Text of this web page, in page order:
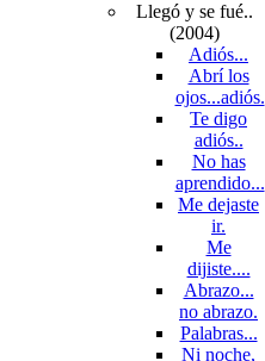
Llegó y se fué..
(2004)
Adiós...
Abrí los
ojos...adiós.
Te digo
adiós..
No has
aprendido...
Me dejaste
ir.
Me
dijiste....
Abrazo...
no abrazo.
Palabras...
Ni noche,